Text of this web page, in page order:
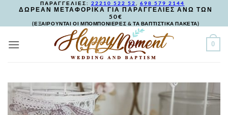
ΠΑΡΑΓΓΕΛΙΕΣ: 22210 522 52 698 579 2144
ΔΩΡΕΑΝ ΜΕΤΑΦΟΡΙΚΑ ΓΙΑ ΠΑΡΑΓΓΕΛΙΕΣ ΑΝΩ ΤΩΝ
50€
(ΕΞΑΙΡΟΥΝΤΑΙ ΟΙ ΜΠΟΜΠΟΝΙΕΡΕΣ & ΤΑ ΒΑΠΤΙΣΤΙΚΑ ΠΑΚΕΤΑ)
0